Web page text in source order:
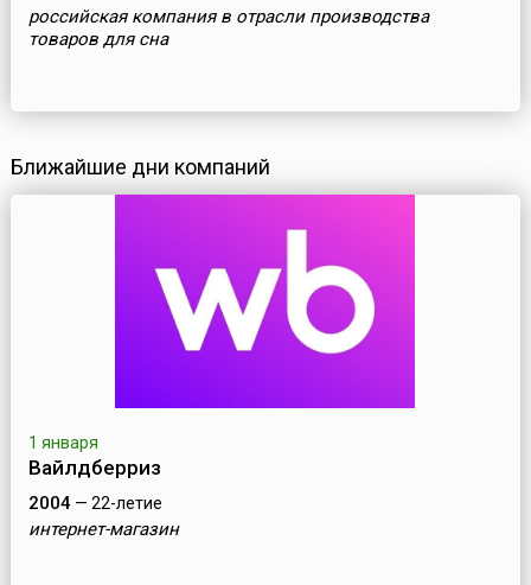
российская компания в отрасли производства
товаров для сна
Ближайшие дни компаний
1 января
Вайлдберриз
2004— 22-летие
интернет-магазин